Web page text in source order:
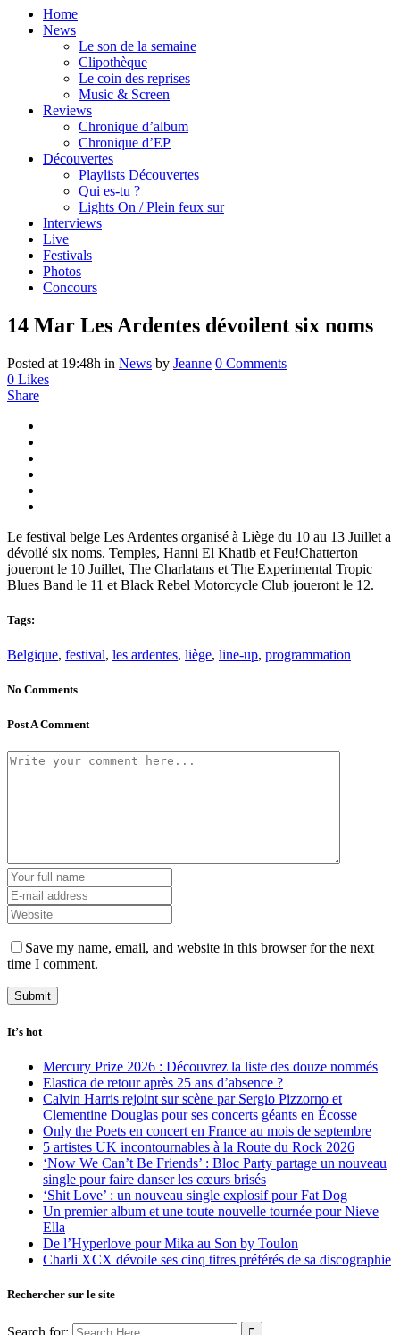
Home
News
Le son de la semaine
Clipothèque
Le coin des reprises
Music & Screen
Reviews
Chronique d’album
Chronique d’EP
Découvertes
Playlists Découvertes
Qui es-tu ?
Lights On / Plein feux sur
Interviews
Live
Festivals
Photos
Concours
14 Mar Les Ardentes dévoilent six noms
Posted at 19:48h in News by Jeanne 0 Comments
0 Likes
Share
Le festival belge Les Ardentes organisé à Liège du 10 au 13 Juillet a
dévoilé six noms. Temples, Hanni El Khatib et Feu!Chatterton
joueront le 10 Juillet, The Charlatans et The Experimental Tropic
Blues Band le 11 et Black Rebel Motorcycle Club joueront le 12.
Tags:
Belgique, festival, les ardentes, liège, line-up, programmation
No Comments
Post A Comment
Save my name, email, and website in this browser for the next
time I comment.
It’s hot
Mercury Prize 2026 : Découvrez la liste des douze nommés
Elastica de retour après 25 ans d’absence ?
Calvin Harris rejoint sur scène par Sergio Pizzorno et
Clementine Douglas pour ses concerts géants en Écosse
Only the Poets en concert en France au mois de septembre
5 artistes UK incontournables à la Route du Rock 2026
‘Now We Can’t Be Friends’ : Bloc Party partage un nouveau
single pour faire danser les cœurs brisés
‘Shit Love’ : un nouveau single explosif pour Fat Dog
Un premier album et une toute nouvelle tournée pour Nieve
Ella
De l’Hyperlove pour Mika au Son by Toulon
Charli XCX dévoile ses cinq titres préférés de sa discographie
Rechercher sur le site